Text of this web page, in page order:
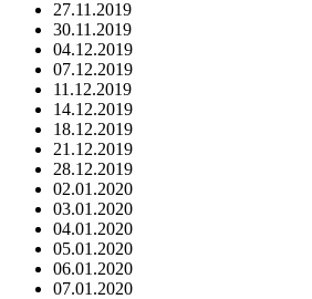
27.11.2019
30.11.2019
04.12.2019
07.12.2019
11.12.2019
14.12.2019
18.12.2019
21.12.2019
28.12.2019
02.01.2020
03.01.2020
04.01.2020
05.01.2020
06.01.2020
07.01.2020